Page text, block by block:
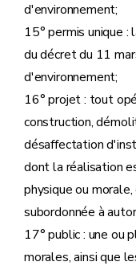
d'environnement;
15° permis unique
du décret du 11
d'environnement;
16° projet : tout
construction,
désaffectation
dont la réalisation
physique ou
subordonnée à
17° public : une ou
morales, ainsi que